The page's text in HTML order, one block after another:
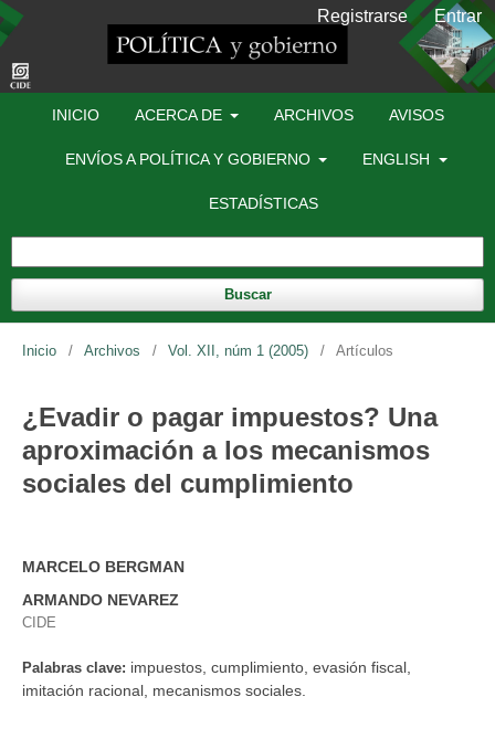
INICIO ACERCA DE ARCHIVOS AVISOS
ENVÍOS A POLÍTICA Y GOBIERNO ENGLISH
ESTADÍSTICAS
Buscar
Registrarse Entrar
Inicio / Archivos / Vol. XII, núm 1 (2005) / Artículos
¿Evadir o pagar impuestos? Una
aproximación a los mecanismos
sociales del cumplimiento
MARCELO BERGMAN
ARMANDO NEVAREZ
CIDE
Palabras clave: impuestos, cumplimiento, evasión fiscal,
imitación racional, mecanismos sociales.